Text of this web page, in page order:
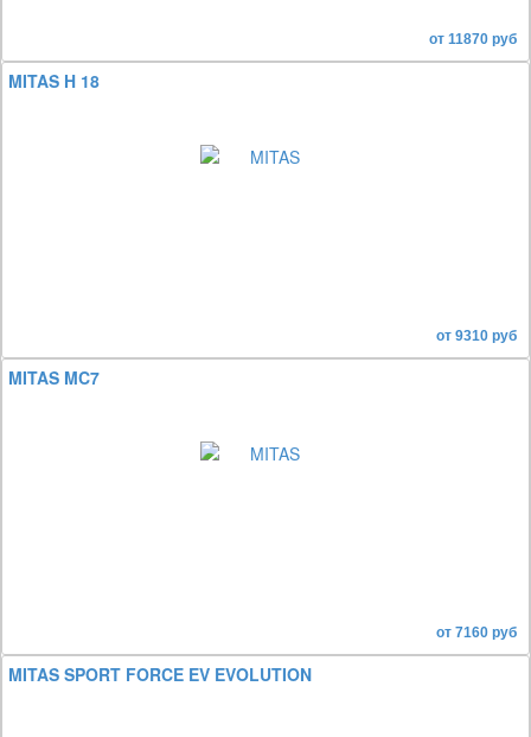
от 11870 руб
MITAS H 18
от 9310 руб
MITAS MC7
от 7160 руб
MITAS SPORT FORCE EV EVOLUTION